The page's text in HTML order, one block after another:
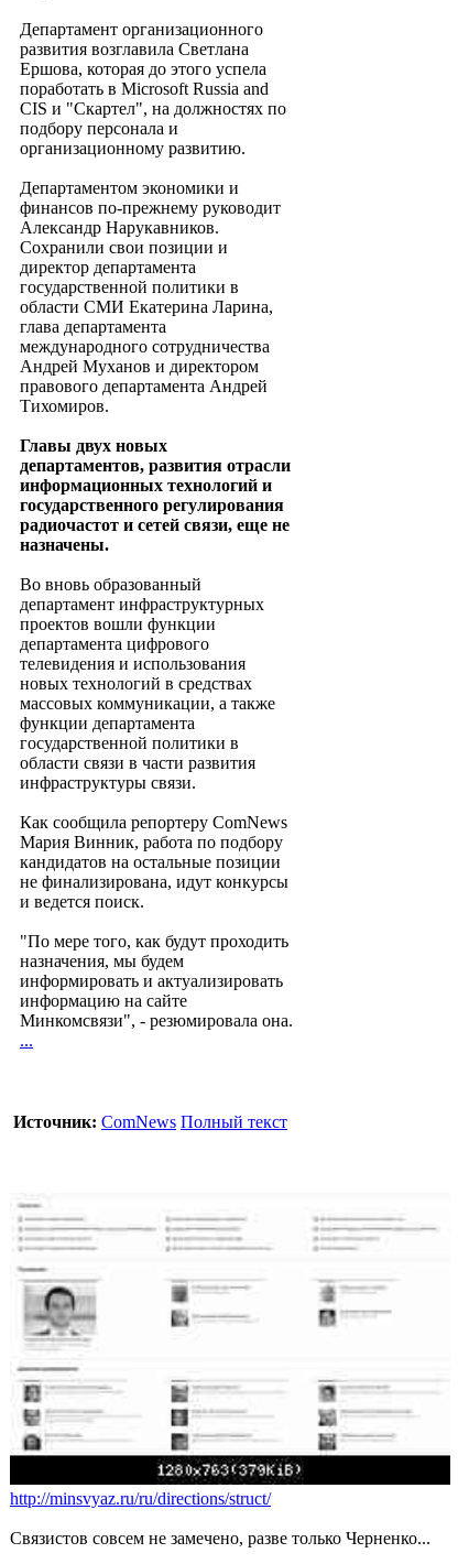
Департамент организационного
развития возглавила Светлана
Ершова, которая до этого успела
поработать в Microsoft Russia and
CIS и "Скартел", на должностях по
подбору персонала и
организационному развитию.
Департаментом экономики и
финансов по-прежнему руководит
Александр Нарукавников.
Сохранили свои позиции и
директор департамента
государственной политики в
области СМИ Екатерина Ларина,
глава департамента
международного сотрудничества
Андрей Муханов и директором
правового департамента Андрей
Тихомиров.
Главы двух новых
департаментов, развития отрасли
информационных технологий и
государственного регулирования
радиочастот и сетей связи, еще не
назначены.
Во вновь образованный
департамент инфраструктурных
проектов вошли функции
департамента цифрового
телевидения и использования
новых технологий в средствах
массовых коммуникации, а также
функции департамента
государственной политики в
области связи в части развития
инфраструктуры связи.
Как сообщила репортеру ComNews
Мария Винник, работа по подбору
кандидатов на остальные позиции
не финализирована, идут конкурсы
и ведется поиск.
"По мере того, как будут проходить
назначения, мы будем
информировать и актуализировать
информацию на сайте
Минкомсвязи", - резюмировала она.
...
Источник: ComNews Полный текст
http://minsvyaz.ru/ru/directions/struct/
Связистов совсем не замечено, разве только Черненко...